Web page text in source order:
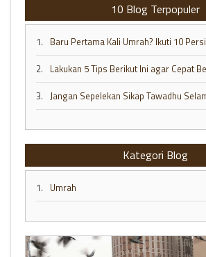
10 Blog Terpopuler
1.
2.
3.
Kategori Blog
1. Umrah